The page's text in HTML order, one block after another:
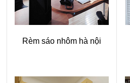
Rèm sáo nhôm hà nội